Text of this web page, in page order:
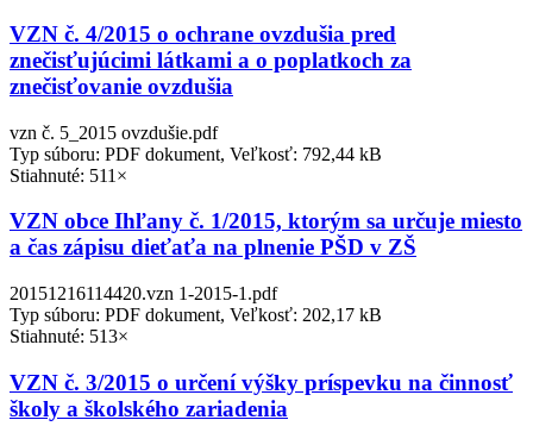
VZN č. 4/2015 o ochrane ovzdušia pred
znečisťujúcimi látkami a o poplatkoch za
znečisťovanie ovzdušia
vzn č. 5_2015 ovzdušie.pdf
Typ súboru: PDF dokument, Veľkosť: 792,44 kB
Stiahnuté: 511×
VZN obce Ihľany č. 1/2015, ktorým sa určuje miesto
a čas zápisu dieťaťa na plnenie PŠD v ZŠ
20151216114420.vzn 1-2015-1.pdf
Typ súboru: PDF dokument, Veľkosť: 202,17 kB
Stiahnuté: 513×
VZN č. 3/2015 o určení výšky príspevku na činnosť
školy a školského zariadenia